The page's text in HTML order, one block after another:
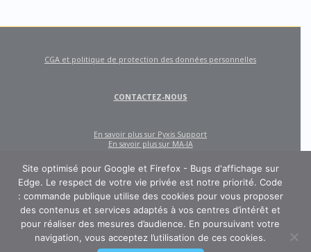
CODE : COMMANDE PUBLIQUE
CGA et politique de protection des données personnelles
CONTACTEZ-NOUS
En savoir plus sur Pyxis Support
En savoir plus sur MA-IA
Site optimisé pour Google et Firefox - Bugs d'affichage sur
Edge. Le respect de votre vie privée est notre priorité. Code
: commande publique utilise des cookies pour vous proposer
des contenus et services adaptés à vos centres d’intérêt et
pour réaliser des mesures d’audience. En poursuivant votre
navigation, vous acceptez l’utilisation de ces cookies.